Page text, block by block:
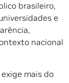
brasileiro,
e
nacional
mais do